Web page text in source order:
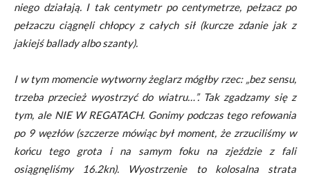
niego działają. I tak centymetr po centymetrze, pełzacz po
pełzaczu ciągnęli chłopcy z całych sił (kurcze zdanie jak z
jakiejś ballady albo szanty).
I w tym momencie wytworny żeglarz mógłby rzec: „bez sensu,
trzeba przecież wyostrzyć do wiatru…”. Tak zgadzamy się z
tym, ale NIE W REGATACH. Gonimy podczas tego refowania
po 9 węzłów (szczerze mówiąc był moment, że zrzuciliśmy w
końcu tego grota i na samym foku na zjeździe z fali
osiągnęliśmy 16.2kn). Wyostrzenie to kolosalna strata